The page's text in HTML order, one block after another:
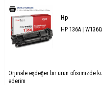
Hp
HP 136A |
Orjinale eşdeğer bir ürün ofisimizde
ederim